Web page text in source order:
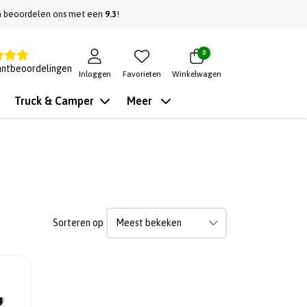
beoordelen ons met een 9.3!
Inloggen Favorieten
0
Winkelwagen
Truck & Camper Meer
Sorteren op